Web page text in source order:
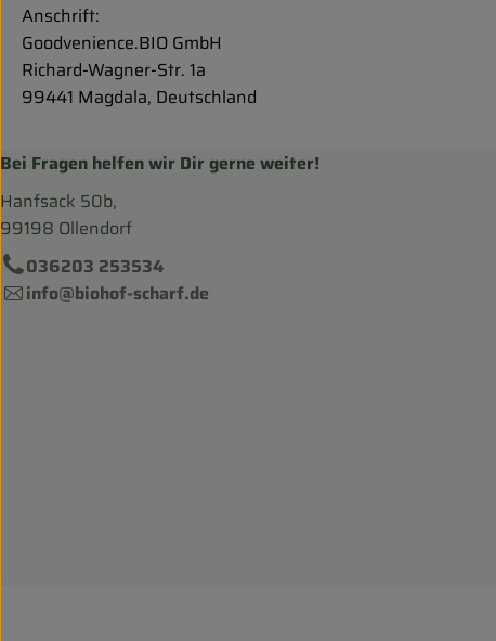
Anschrift:
Goodvenience.BIO GmbH
Richard-Wagner-Str. 1a
99441 Magdala, Deutschland
Bei Fragen helfen wir Dir gerne weiter!
Hanfsack 50b,
99198 Ollendorf
036203 253534
info@biohof-scharf.de